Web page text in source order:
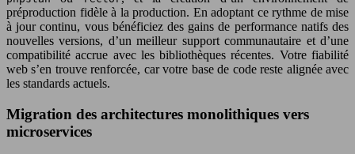
préproduction fidèle à la production. En adoptant ce rythme de mise
à jour continu, vous bénéficiez des gains de performance natifs des
nouvelles versions, d’un meilleur support communautaire et d’une
compatibilité accrue avec les bibliothèques récentes. Votre fiabilité
web s’en trouve renforcée, car votre base de code reste alignée avec
les standards actuels.
Migration des architectures monolithiques vers
microservices